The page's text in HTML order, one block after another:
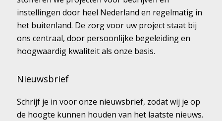
instellingen door heel Nederland en regelmatig in
het buitenland. De zorg voor uw project staat bij
ons centraal, door persoonlijke begeleiding en
hoogwaardig kwaliteit als onze basis.
Nieuwsbrief
Schrijf je in voor onze nieuwsbrief, zodat wij je op
de hoogte kunnen houden van het laatste nieuws.